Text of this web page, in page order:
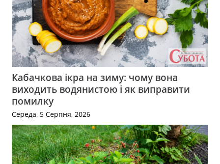
Кабачкова ікра на зиму: чому вона
виходить водянистою і як виправити
помилку
Середа, 5 Серпня, 2026